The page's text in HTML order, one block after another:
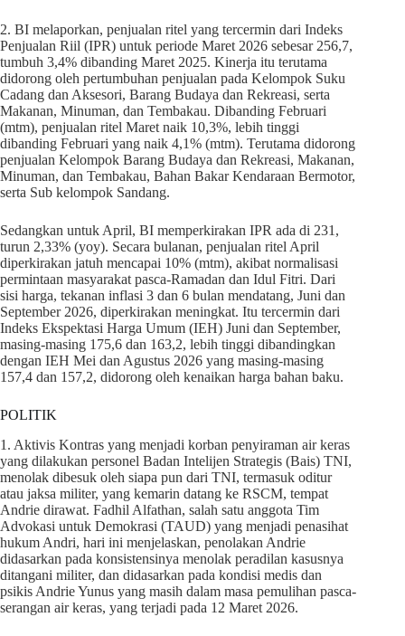
2. BI melaporkan, penjualan ritel yang tercermin dari Indeks
Penjualan Riil (IPR) untuk periode Maret 2026 sebesar 256,7,
tumbuh 3,4% dibanding Maret 2025. Kinerja itu terutama
didorong oleh pertumbuhan penjualan pada Kelompok Suku
Cadang dan Aksesori, Barang Budaya dan Rekreasi, serta
Makanan, Minuman, dan Tembakau. Dibanding Februari
(mtm), penjualan ritel Maret naik 10,3%, lebih tinggi
dibanding Februari yang naik 4,1% (mtm). Terutama didorong
penjualan Kelompok Barang Budaya dan Rekreasi, Makanan,
Minuman, dan Tembakau, Bahan Bakar Kendaraan Bermotor,
serta Sub kelompok Sandang.
Sedangkan untuk April, BI memperkirakan IPR ada di 231,
turun 2,33% (yoy). Secara bulanan, penjualan ritel April
diperkirakan jatuh mencapai 10% (mtm), akibat normalisasi
permintaan masyarakat pasca-Ramadan dan Idul Fitri. Dari
sisi harga, tekanan inflasi 3 dan 6 bulan mendatang, Juni dan
September 2026, diperkirakan meningkat. Itu tercermin dari
Indeks Ekspektasi Harga Umum (IEH) Juni dan September,
masing-masing 175,6 dan 163,2, lebih tinggi dibandingkan
dengan IEH Mei dan Agustus 2026 yang masing-masing
157,4 dan 157,2, didorong oleh kenaikan harga bahan baku.
POLITIK
1. Aktivis Kontras yang menjadi korban penyiraman air keras
yang dilakukan personel Badan Intelijen Strategis (Bais) TNI,
menolak dibesuk oleh siapa pun dari TNI, termasuk oditur
atau jaksa militer, yang kemarin datang ke RSCM, tempat
Andrie dirawat. Fadhil Alfathan, salah satu anggota Tim
Advokasi untuk Demokrasi (TAUD) yang menjadi penasihat
hukum Andri, hari ini menjelaskan, penolakan Andrie
didasarkan pada konsistensinya menolak peradilan kasusnya
ditangani militer, dan didasarkan pada kondisi medis dan
psikis Andrie Yunus yang masih dalam masa pemulihan pasca-
serangan air keras, yang terjadi pada 12 Maret 2026.